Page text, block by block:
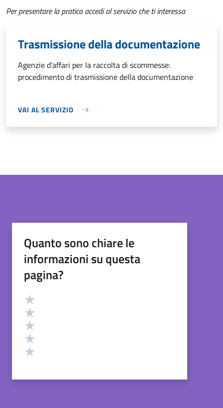
Per presentare la pratica accedi al servizio che ti interessa
Trasmissione della documentazione
Agenzie d'affari per la raccolta di scommesse:
procedimento di trasmissione della documentazione
VAI AL SERVIZIO
Quanto sono chiare le
informazioni su questa
pagina?
Valutazione